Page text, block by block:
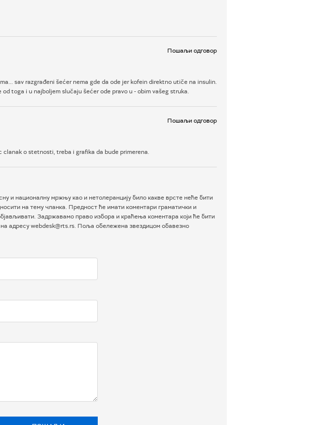
Пошаљи одговор
sav razgrađeni šećer nema gde da ode jer kofein direktno utiče na insulin.
toga i u najboljem slučaju šećer ode pravo u - obim vašeg struka.
Пошаљи одговор
clanak o stetnosti, treba i grafika da bude primerena.
и националну мржњу као и нетолеранцију било какве врсте неће бити
на тему чланка. Предност ће имати коментари граматички и
Задржавамо право избора и краћења коментара који ће бити
адресу webdesk@rts.rs. Поља обележена звездицом обавезно